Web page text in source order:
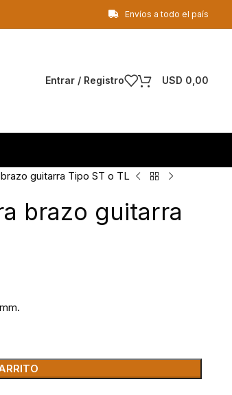
Envíos a todo el país
Entrar / Registro USD 0,00
guitarra Tipo ST o TL
brazo guitarra